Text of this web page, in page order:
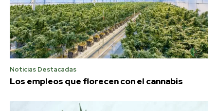
Noticias Destacadas
Los empleos que florecen con el cannabis